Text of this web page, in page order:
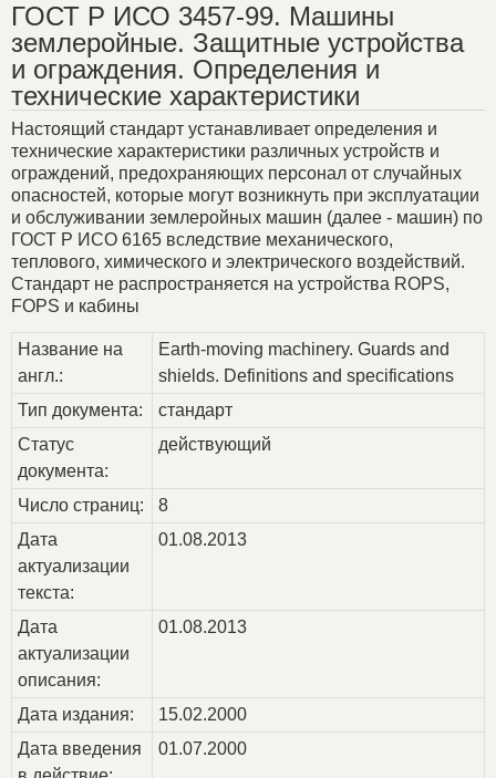
ГОСТ Р ИСО 3457-99. Машины
землеройные. Защитные устройства
и ограждения. Определения и
технические характеристики
Настоящий стандарт устанавливает определения и
технические характеристики различных устройств и
ограждений, предохраняющих персонал от случайных
опасностей, которые могут возникнуть при эксплуатации
и обслуживании землеройных машин (далее - машин) по
ГОСТ Р ИСО 6165 вследствие механического,
теплового, химического и электрического воздействий.
Стандарт не распространяется на устройства ROPS,
FOPS и кабины
Название на
англ.:
Earth-moving machinery. Guards and
shields. Definitions and specifications
Тип документа:
стандарт
Статус
документа:
действующий
Число страниц:
8
Дата
актуализации
текста:
01.08.2013
Дата
актуализации
описания:
01.08.2013
Дата издания:
15.02.2000
Дата введения
01.07.2000